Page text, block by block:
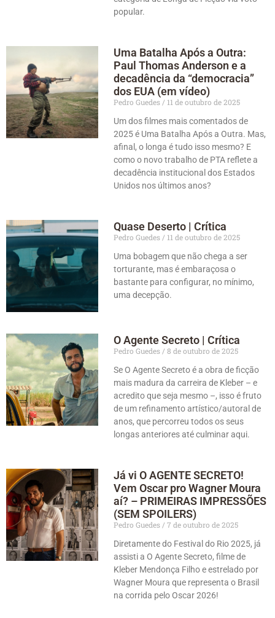
popular.
Uma Batalha Após a Outra:
Paul Thomas Anderson e a
decadência da “democracia”
dos EUA (em vídeo)
Pedro Guedes
11 de outubro de 2025
Um dos filmes mais comentados de
2025 é Uma Batalha Após a Outra. Mas,
afinal, o longa é tudo isso mesmo? E
como o novo trabalho de PTA reflete a
decadência institucional dos Estados
Unidos nos últimos anos?
Quase Deserto | Crítica
Pedro Guedes
11 de outubro de 2025
Uma bobagem que não chega a ser
torturante, mas é embaraçosa o
bastante para configurar, no mínimo,
uma decepção.
O Agente Secreto | Crítica
Pedro Guedes
8 de outubro de 2025
Se O Agente Secreto é a obra de ficção
mais madura da carreira de Kleber – e
acredito que seja mesmo –, isso é fruto
de um refinamento artístico/autoral de
anos, que percorreu todos os seus
longas anteriores até culminar aqui.
Já vi O AGENTE SECRETO!
Vem Oscar pro Wagner Moura
aí? – PRIMEIRAS IMPRESSÕES
(SEM SPOILERS)
Pedro Guedes
7 de outubro de 2025
Diretamente do Festival do Rio 2025, já
assisti a O Agente Secreto, filme de
Kleber Mendonça Filho e estrelado por
Wagner Moura que representa o Brasil
na corrida pelo Oscar 2026!